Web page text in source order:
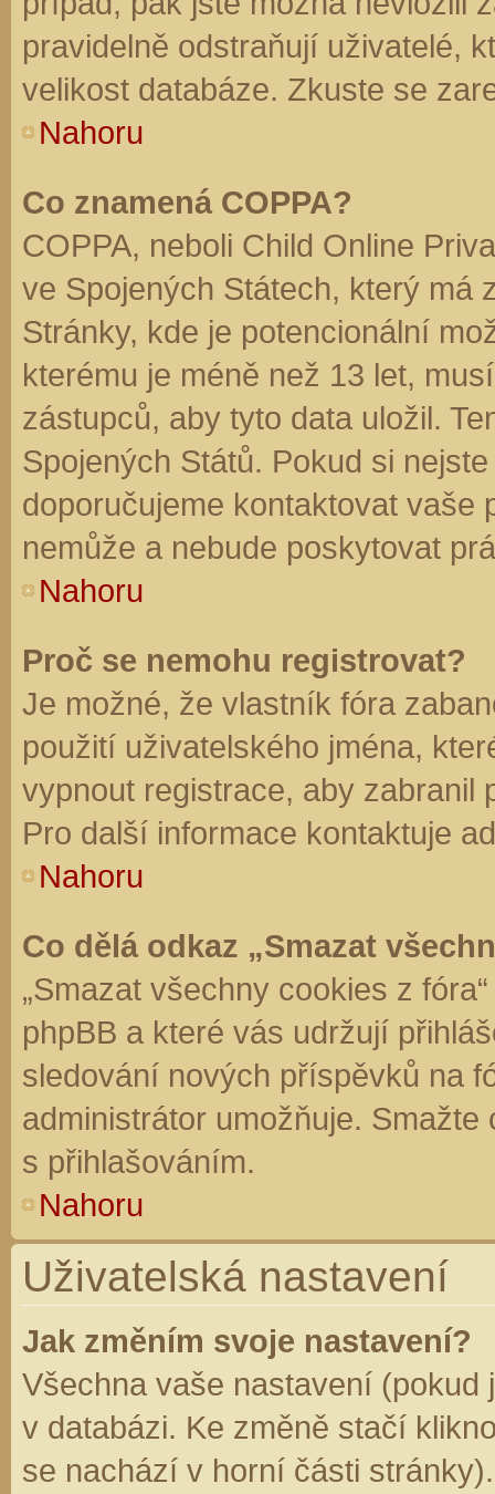
pravidelně odstraňují uživatelé,
velikost databáze. Zkuste se
Nahoru
Co znamená COPPA?
COPPA, neboli Child Online
ve Spojených Státech, který má
Stránky, kde je potencionální
kterému je méně než 13 let,
zástupců, aby tyto data uložil.
Spojených Států. Pokud si
doporučujeme kontaktovat vaše
nemůže a nebude poskytovat
Nahoru
Proč se nemohu registrovat?
Je možné, že vlastník fóra
použití uživatelského jména,
vypnout registrace, aby zabranil
Pro další informace kontaktuje
Nahoru
Co dělá odkaz „Smazat
„Smazat všechny cookies z
phpBB a které vás udržují
sledování nových příspěvků na
administrátor umožňuje.
s přihlašováním.
Nahoru
Uživatelská nastavení
Jak změním svoje nastavení?
Všechna vaše nastavení (pokud
v databázi. Ke změně stačí
se nachází v horní části